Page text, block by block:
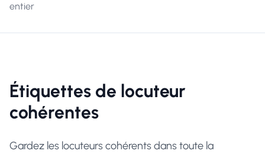
entier
Étiquettes de locuteur
cohérentes
Gardez les locuteurs cohérents dans toute la